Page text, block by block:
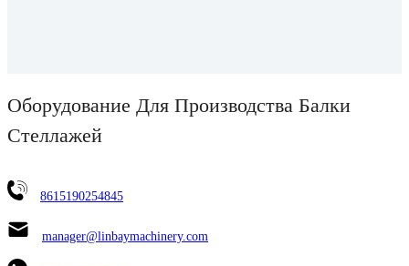
Оборудование Для Производства Балки
Стеллажей
8615190254845
manager@linbaymachinery.com